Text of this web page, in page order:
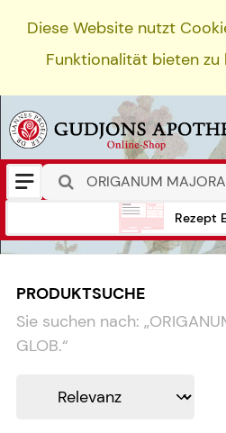
Diese Website nutzt
Funktionalität bieten zu
Rezept
PRODUKTSUCHE
Sie suchen nach: „
GLOB.“